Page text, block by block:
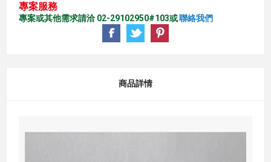
專案服務
專案或其他需求請洽 02-29102950#103或聯絡我們
商品詳情